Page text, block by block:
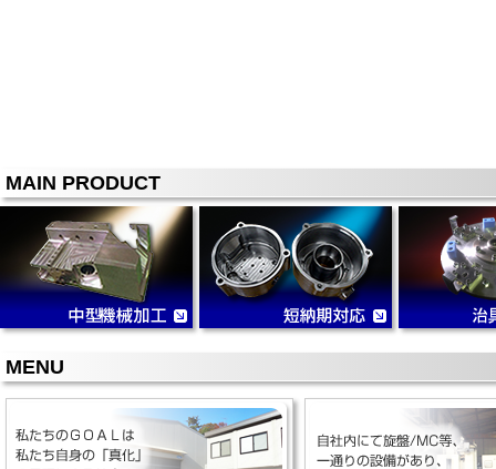
MAIN PRODUCT
MENU